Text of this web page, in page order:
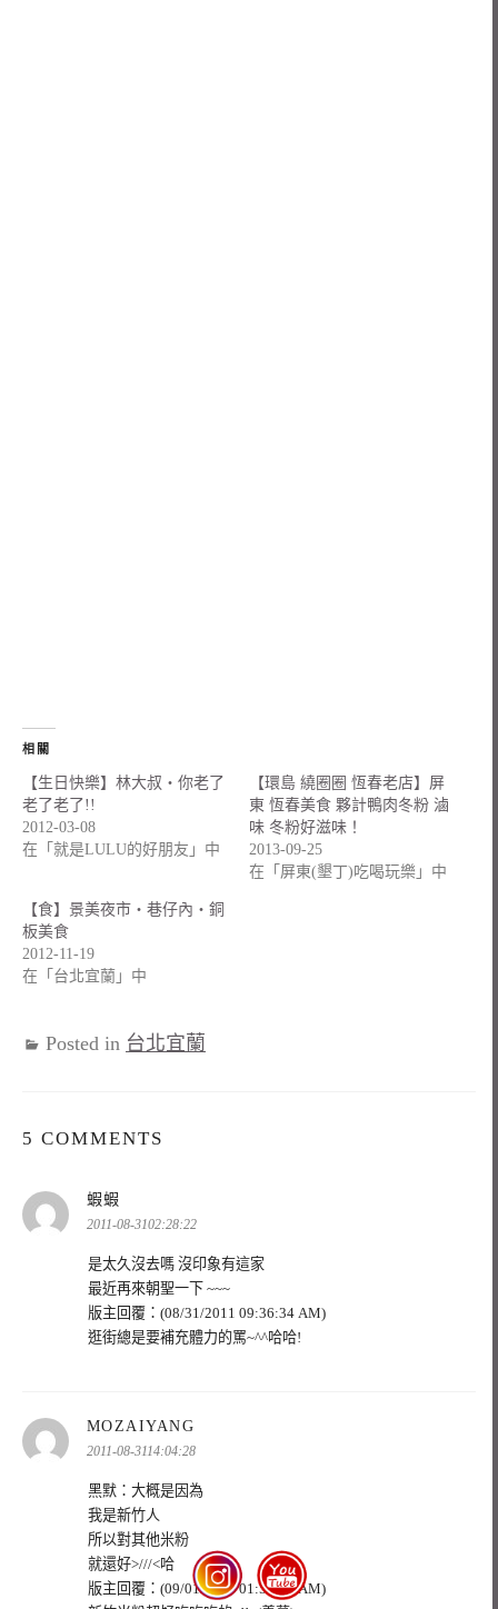
相關
【生日快樂】林大叔‧你老了
老了老了!!
2012-03-08
在「就是LULU的好朋友」中
【環島 繞圈圈 恆春老店】屏
東 恆春美食 夥計鴨肉冬粉 滷
味 冬粉好滋味！
2013-09-25
在「屏東(墾丁)吃喝玩樂」中
【食】景美夜市‧巷仔內‧銅
板美食
2012-11-19
在「台北宜蘭」中
Posted in 台北宜蘭
5 COMMENTS
蝦蝦
示:
2011-08-3102:28:22
是太久沒去嗎 沒印象有這家
最近再來朝聖一下 ~~~
版主回覆：(08/31/2011 09:36:34 AM)
逛街總是要補充體力的罵~^^哈哈!
MOZAIYANG
示:
2011-08-3114:04:28
黑默：大概是因為
我是新竹人
所以對其他米粉
就還好>///<哈
版主回覆：(09/01/2011 01:59:10 AM)